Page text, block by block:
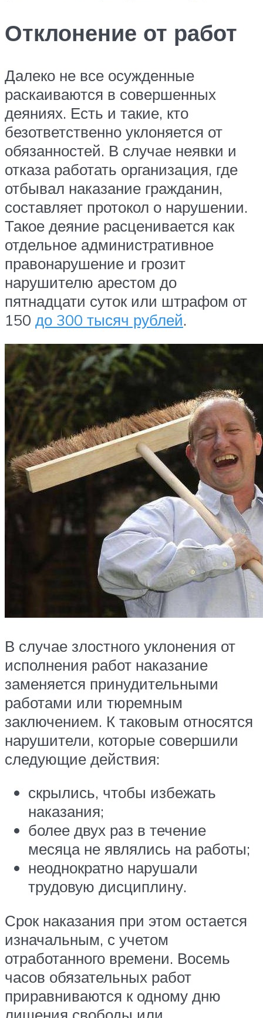
Отклонение от работ
Далеко не все осужденные
раскаиваются в совершенных
деяниях. Есть и такие, кто
безответственно уклоняется от
обязанностей. В случае неявки и
отказа работать организация, где
отбывал наказание гражданин,
составляет протокол о нарушении.
Такое деяние расценивается как
отдельное административное
правонарушение и грозит
нарушителю арестом до
пятнадцати суток или штрафом от
150 до 300 тысяч рублей.
В случае злостного уклонения от
исполнения работ наказание
заменяется принудительными
работами или тюремным
заключением. К таковым относятся
нарушители, которые совершили
следующие действия:
скрылись, чтобы избежать
наказания;
более двух раз в течение
месяца не являлись на работы;
неоднократно нарушали
трудовую дисциплину.
Срок наказания при этом остается
изначальным, с учетом
отработанного времени. Восемь
часов обязательных работ
приравниваются к одному дню